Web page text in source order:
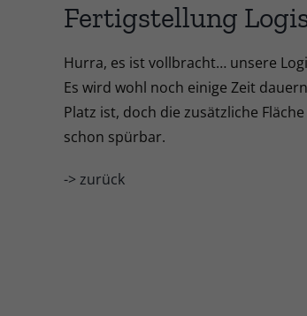
Fertigstellung
Hurra, es ist vollbracht… unsere
Es wird wohl noch einige Zeit
Platz ist, doch die zusätzliche
schon spürbar.
-> zurück